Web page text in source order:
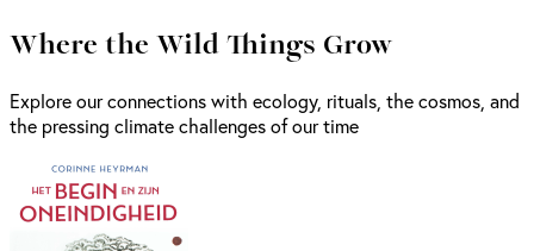
Where the Wild Things Grow
Explore our connections with ecology, rituals, the cosmos, and
the pressing climate challenges of our time